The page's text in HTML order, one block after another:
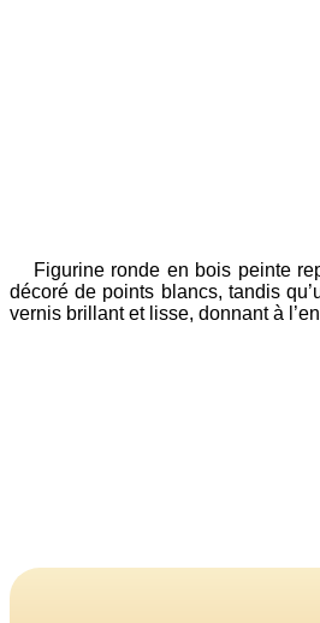
Figurine ronde en bois peinte
décoré de points blancs, tandis
vernis brillant et lisse, donnant à